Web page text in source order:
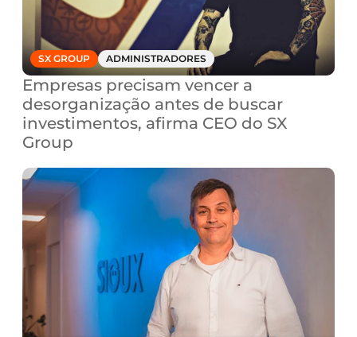
SX GROUP ADMINISTRADORES
Empresas precisam vencer a
desorganização antes de buscar
investimentos, afirma CEO do SX
Group